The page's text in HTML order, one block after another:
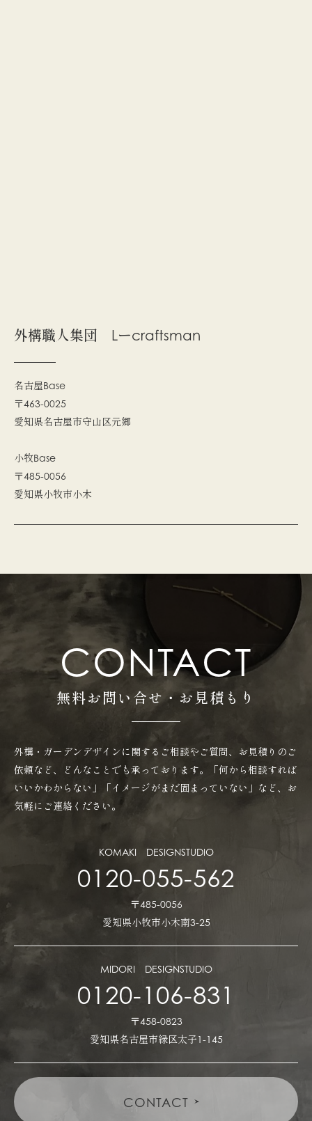
外構職人集団 Lーcraftsman
名古屋Base
〒463-0025
愛知県名古屋市守山区元郷
小牧Base
〒485-0056
愛知県小牧市小木
CONTACT
無料お問い合せ・お見積もり
外構・ガーデンデザインに関するご相談やご質問、お見積りのご
依頼など、どんなことでも承っております。「何から相談すれば
いいかわからない」「イメージがまだ固まっていない」など、お
気軽にご連絡ください。
KOMAKI DESIGNSTUDIO
0120-055-562
〒485-0056
愛知県小牧市小木南3-25
MIDORI DESIGNSTUDIO
0120-106-831
〒458-0823
愛知県名古屋市緑区太子1-145
CONTACT